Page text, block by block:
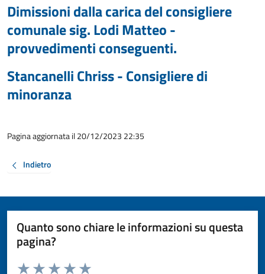
Dimissioni dalla carica del consigliere
comunale sig. Lodi Matteo -
provvedimenti conseguenti.
Stancanelli Chriss - Consigliere di
minoranza
Pagina aggiornata il 20/12/2023 22:35
Indietro
Quanto sono chiare le informazioni su questa
pagina?
Valuta da 1 a 5 stelle la pagina